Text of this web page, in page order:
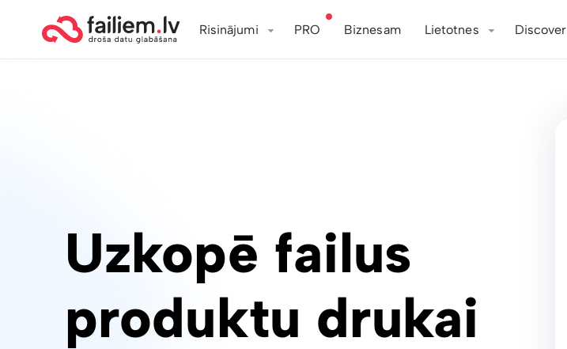
Risinājumi PRO Biznesam Lietotnes Discover
Uzkopē failus
produktu drukai